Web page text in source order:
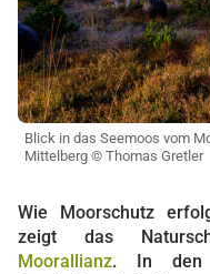
Blick in das Seemoos vom
Mittelberg © Thomas Gretler
Wie Moorschutz
zeigt das
Moorallianz. In den